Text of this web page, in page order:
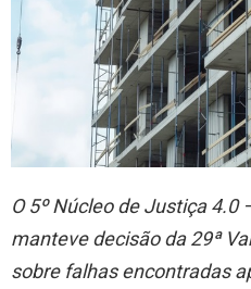
O 5º Núcleo de Justiça 4.0
manteve decisão da 29ª
sobre falhas encontradas